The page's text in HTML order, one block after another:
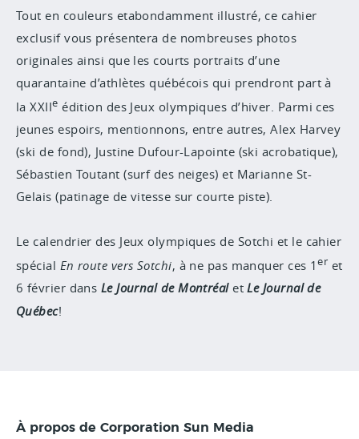
Tout en couleurs etabondamment illustré, ce cahier
exclusif vous présentera de nombreuses photos
originales ainsi que les courts portraits d’une
quarantaine d’athlètes québécois qui prendront part à
la XXIIe édition des Jeux olympiques d’hiver. Parmi ces
jeunes espoirs, mentionnons, entre autres, Alex Harvey
(ski de fond), Justine Dufour-Lapointe (ski acrobatique),
Sébastien Toutant (surf des neiges) et Marianne St-
Gelais (patinage de vitesse sur courte piste).
Le calendrier des Jeux olympiques de Sotchi et le cahier
spécial En route vers Sotchi, à ne pas manquer ces 1er et
6 février dans Le Journal de Montréal et Le Journal de
Québec!
À propos de Corporation Sun Media